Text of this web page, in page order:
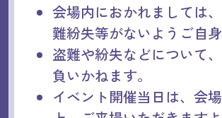
会場内におかれましては
難紛失等がないようご自
盗難や紛失などについて
負いかねます。
イベント開催当日は、会